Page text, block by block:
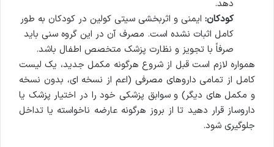
دهد.
کودکان: ایمنی و اثربخشی سیتی کولین در کودکان به طور
کامل اثبات نشده است. مصرف آن در این گروه سنی باید
صرفاً با تجویز و نظارت پزشک متخصص اطفال باشد.
همواره لازم است قبل از شروع هرگونه مکمل جدید، یک لیست
کامل از تمامی داروهای مصرفی (اعم از نسخه ای، بدون نسخه
و مکمل های دیگر) و سوابق پزشکی خود را در اختیار پزشک یا
داروساز قرار دهید تا از بروز هرگونه عارضه ناخواسته یا تداخل
جلوگیری شود.